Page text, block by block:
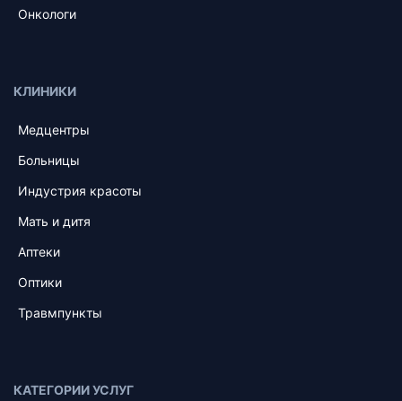
Онкологи
КЛИНИКИ
Медцентры
Больницы
Индустрия красоты
Мать и дитя
Аптеки
Оптики
Травмпункты
КАТЕГОРИИ УСЛУГ